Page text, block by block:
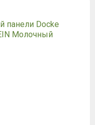
панели Docke
Молочный